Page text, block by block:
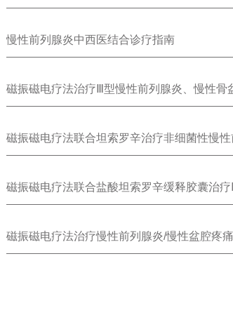
慢性前列腺炎中西医结合诊疗指南
磁振磁电疗法治疗Ⅲ型慢性前列腺炎、慢性骨
磁振磁电疗法联合坦索罗辛治疗非细菌性慢
磁振磁电疗法联合盐酸坦索罗辛缓释胶囊治
磁振磁电疗法治疗慢性前列腺炎/慢性盆腔疼